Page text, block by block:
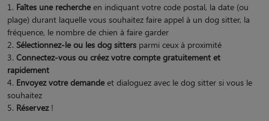
Faîtes une rechercheen indiquant votre code postal, la date (ou
plage) durant laquelle vous souhaitez faire appel à un dog sitter, la
fréquence, le nombre de chien à faire garder
Sélectionnez-le ou les dog sitters parmi ceux à proximité
Connectez-vous ou créez votre compte gratuitement et
rapidement
Envoyez votre demandeet dialoguez avec le dog sitter si vous le
souhaitez
Réservez !